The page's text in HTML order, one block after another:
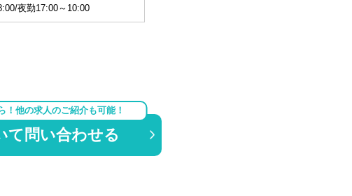
夜勤17:00～10:00
！他の求人のご紹介も可能！
て問い合わせる